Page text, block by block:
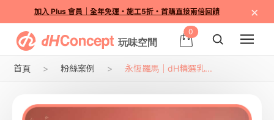
加入 Plus 會員｜全年免運・施工5折・首購直接兩倍回饋 ×
0
首頁 粉絲案例 永恆羅馬｜dH精選乳...